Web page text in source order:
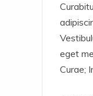
eget
Curae;